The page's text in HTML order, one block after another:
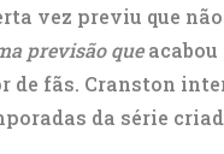
vez previu que
previsão queacabou
de fãs. Cranston
da série